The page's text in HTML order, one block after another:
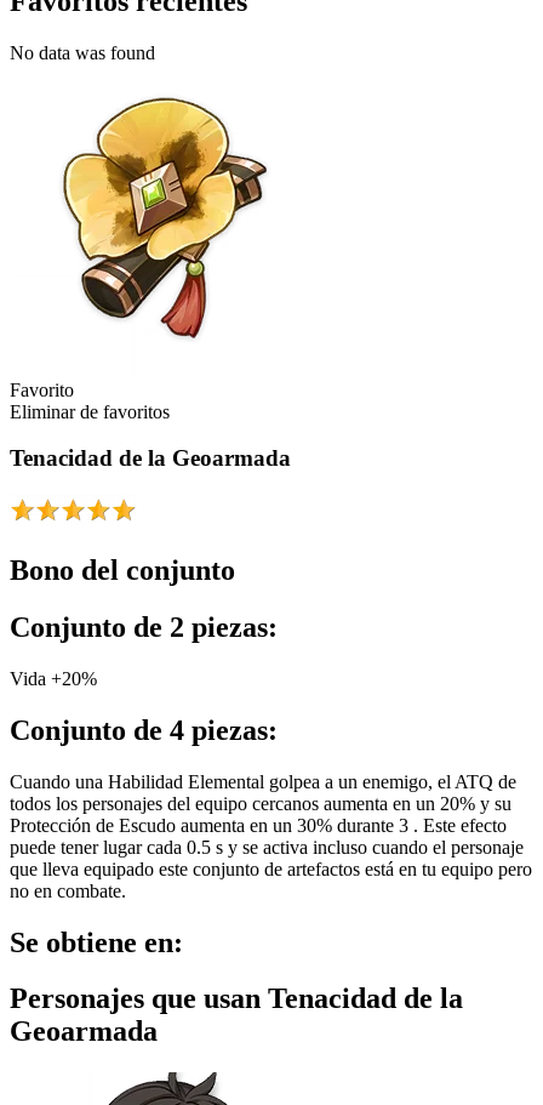
No data was found
Favorito
Eliminar de favoritos
Tenacidad de la Geoarmada
Bono del conjunto
Conjunto de 2 piezas:
Vida +20%
Conjunto de 4 piezas:
Cuando una Habilidad Elemental golpea a un enemigo, el ATQ de
todos los personajes del equipo cercanos aumenta en un 20% y su
Protección de Escudo aumenta en un 30% durante 3 . Este efecto
puede tener lugar cada 0.5 s y se activa incluso cuando el personaje
que lleva equipado este conjunto de artefactos está en tu equipo pero
no en combate.
Se obtiene en:
Personajes que usan Tenacidad de la
Geoarmada